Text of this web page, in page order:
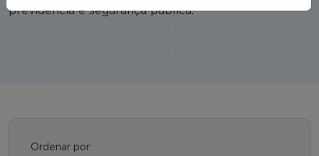
previdência e segurança pública.
Ordenar por: